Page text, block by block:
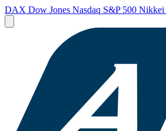
DAX Dow Jones Nasdaq S&P 500 Nikkei